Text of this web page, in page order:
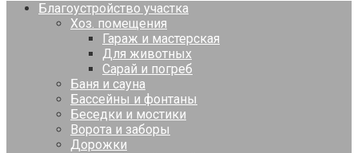
Благоустройство участка
Хоз. помещения
Гараж и мастерская
Для животных
Сарай и погреб
Баня и сауна
Бассейны и фонтаны
Беседки и мостики
Ворота и заборы
Дорожки